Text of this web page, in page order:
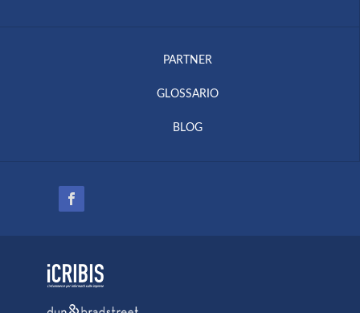
PARTNER
GLOSSARIO
BLOG